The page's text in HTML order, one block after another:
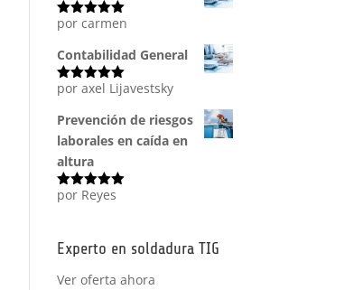
Valorado
por carmen
Contabilidad General
Valorado
por axel Lijavestsky
Prevención de riesgos
laborales en caída en
altura
Valorado
por Reyes
Experto en soldadura TIG
Ver oferta ahora